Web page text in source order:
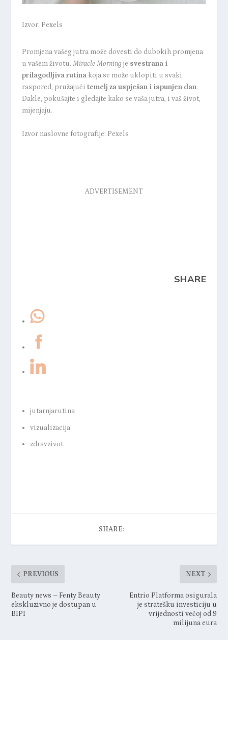
Izvor: Pexels
Promjena vašeg jutra može dovesti do dubokih promjena
u vašem životu. Miracle Morningje svestrana i
prilagodljiva rutina koja se može uklopiti u svaki
raspored, pružajući temelj za uspješan i ispunjen dan.
Dakle, pokušajte i gledajte kako se vaša jutra, i vaš život,
mijenjaju.
Izvor naslovne fotografije: Pexels
ADVERTISEMENT
SHARE
jutarnjarutina
vizualizacija
zdravzivot
SHARE:
PREVIOUS
Beauty news – Fenty Beauty
ekskluzivno je dostupan u
BIPI
NEXT
Entrio Platforma osigurala
je stratešku investiciju u
vrijednosti većoj od 9
milijuna eura